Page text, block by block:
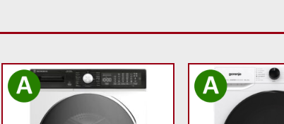
wishlist